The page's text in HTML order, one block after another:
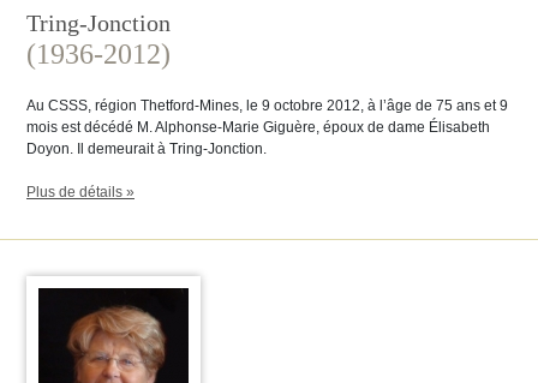
Tring-Jonction
(1936-2012)
Au CSSS, région Thetford-Mines, le 9 octobre 2012, à l’âge de 75 ans et 9
mois est décédé M. Alphonse-Marie Giguère, époux de dame Élisabeth
Doyon. Il demeurait à Tring-Jonction.
Plus de détails »